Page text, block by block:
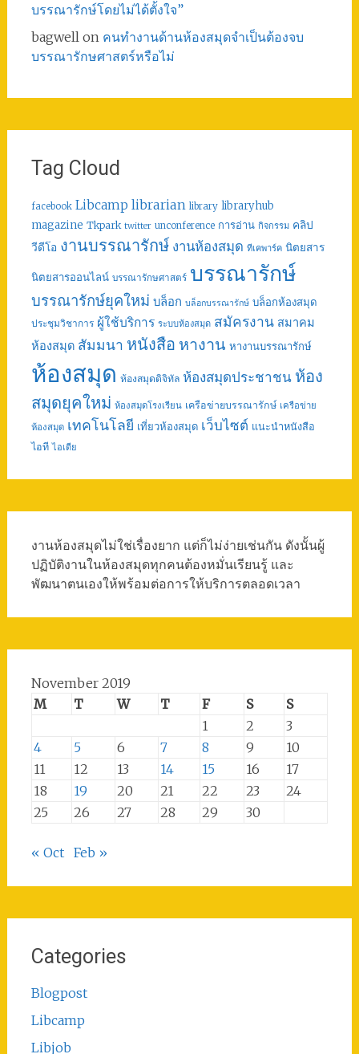
บรรณารักษ์โดยไม่ได้ตั้งใจ”
bagwellon คนทำงานด้านห้องสมุดจำเป็นต้องจบ
บรรณารักษศาสตร์หรือไม่
Tag Cloud
facebook Libcamp librarian library libraryhub
magazine Tkpark twitter unconference การอ่าน กิจกรรม คลิป
วีดีโอ งานบรรณารักษ์ งานห้องสมุด ทีเคพาร์ค นิตยสาร
นิตยสารออนไลน์ บรรณารักษศาสตร์ บรรณารักษ์
บรรณารักษ์ยุคใหม่ บล็อก บล็อกบรรณารักษ์ บล็อกห้องสมุด
ประชุมวิชาการ ผู้ใช้บริการ ระบบห้องสมุด สมัครงาน สมาคม
ห้องสมุด สัมมนา หนังสือ หางาน หางานบรรณารักษ์
ห้องสมุด ห้องสมุดดิจิทัล ห้องสมุดประชาชน ห้อง
สมุดยุคใหม่ ห้องสมุดโรงเรียน เครือข่ายบรรณารักษ์ เครือข่าย
ห้องสมุด เทคโนโลยี เที่ยวห้องสมุด เว็บไซต์ แนะนำหนังสือ
ไอที ไอเดีย
งานห้องสมุดไม่ใช่เรื่องยาก แต่ก็ไม่ง่ายเช่นกัน ดังนั้นผู้
ปฏิบัติงานในห้องสมุดทุกคนต้องหมั่นเรียนรู้ และ
พัฒนาตนเองให้พร้อมต่อการให้บริการตลอดเวลา
November 2019
M
T W T F S
S
1
2
3
4
5 6 7 8 9
10
11
12 13 14 15 16
17
18
19 20 21 22 23
24
25
26 27 28 29 30
« Oct Feb »
Categories
Blogpost
Libcamp
Libjob